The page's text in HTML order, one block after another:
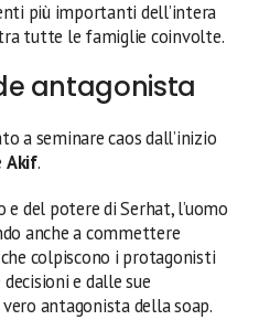
più importanti dell’intera
tutte le famiglie coinvolte.
antagonista
a seminare caos dall’inizio
Akif.
e del potere di Serhat, l’uomo
anche a commettere
colpiscono i protagonisti
e dalle sue
antagonista della soap.